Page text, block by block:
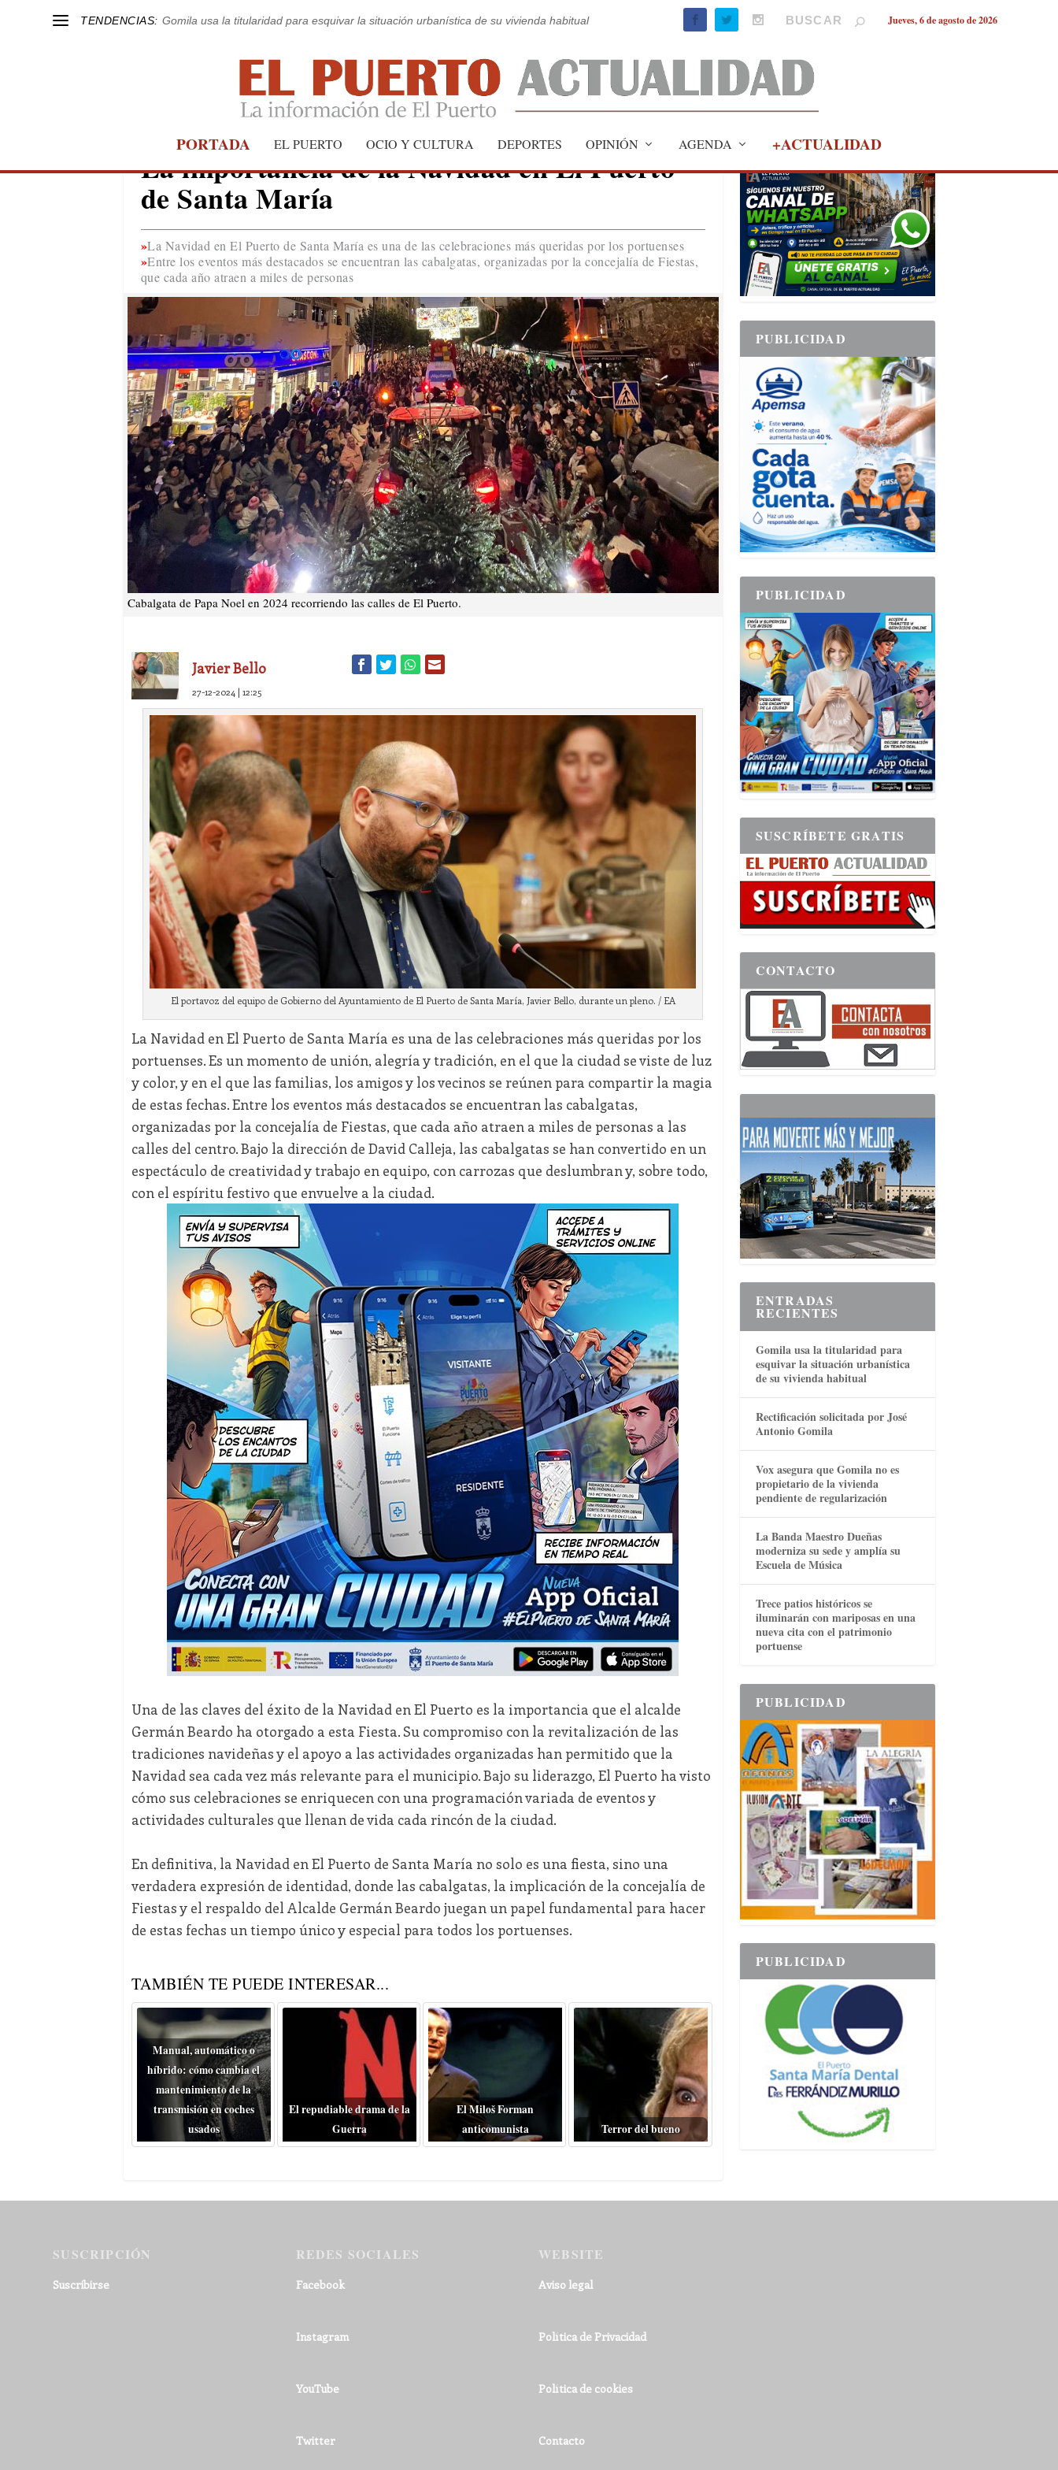
TENDENCIAS: Gomila usa la titularidad para esquivar la situación urbanística de su vivienda habitual Jueves, 6 de agosto de 2026
PORTADA EL PUERTO OCIO Y CULTURA DEPORTES OPINIÓN AGENDA +ACTUALIDAD
TRIBUNA LIBRE
La importancia de la Navidad en El Puerto
de Santa María
La Navidad en El Puerto de Santa María es una de las celebraciones más queridas por los portuenses
Entre los eventos más destacados se encuentran las cabalgatas, organizadas por la concejalía de Fiestas,
que cada año atraen a miles de personas
Cabalgata de Papa Noel en 2024 recorriendo las calles de El Puerto.
Javier Bello
27-12-2024 | 12:25
El portavoz del equipo de Gobierno del Ayuntamiento de El Puerto de Santa María, Javier Bello, durante un pleno. / EA
La Navidad en El Puerto de Santa María es una de las celebraciones más queridas por los
portuenses. Es un momento de unión, alegría y tradición, en el que la ciudad se viste de luz
y color, y en el que las familias, los amigos y los vecinos se reúnen para compartir la magia
de estas fechas. Entre los eventos más destacados se encuentran las cabalgatas,
organizadas por la concejalía de Fiestas, que cada año atraen a miles de personas a las
calles del centro. Bajo la dirección de David Calleja, las cabalgatas se han convertido en un
espectáculo de creatividad y trabajo en equipo, con carrozas que deslumbran y, sobre todo,
con el espíritu festivo que envuelve a la ciudad.
Una de las claves del éxito de la Navidad en El Puerto es la importancia que el alcalde
Germán Beardo ha otorgado a esta Fiesta. Su compromiso con la revitalización de las
tradiciones navideñas y el apoyo a las actividades organizadas han permitido que la
Navidad sea cada vez más relevante para el municipio. Bajo su liderazgo, El Puerto ha visto
cómo sus celebraciones se enriquecen con una programación variada de eventos y
actividades culturales que llenan de vida cada rincón de la ciudad.
En definitiva, la Navidad en El Puerto de Santa María no solo es una fiesta, sino una
verdadera expresión de identidad, donde las cabalgatas, la implicación de la concejalía de
Fiestas y el respaldo del Alcalde Germán Beardo juegan un papel fundamental para hacer
de estas fechas un tiempo único y especial para todos los portuenses.
TAMBIÉN TE PUEDE INTERESAR...
Manual, automático o
híbrido: cómo cambia el
mantenimiento de la
transmisión en coches
usados
El repudiable drama de la
Guerra
El Miloš Forman
anticomunista
Terror del bueno
PUBLICIDAD
PUBLICIDAD
PUBLICIDAD
SUSCRÍBETE GRATIS
CONTACTO
ENTRADAS
RECIENTES
Gomila usa la titularidad para
esquivar la situación urbanística
de su vivienda habitual
Rectificación solicitada por José
Antonio Gomila
Vox asegura que Gomila no es
propietario de la vivienda
pendiente de regularización
La Banda Maestro Dueñas
moderniza su sede y amplía su
Escuela de Música
Trece patios históricos se
iluminarán con mariposas en una
nueva cita con el patrimonio
portuense
PUBLICIDAD
PUBLICIDAD
SUSCRIPCIÓN
Suscribirse
REDES SOCIALES
Facebook
Instagram
YouTube
Twitter
WEBSITE
Aviso legal
Política de Privacidad
Política de cookies
Contacto